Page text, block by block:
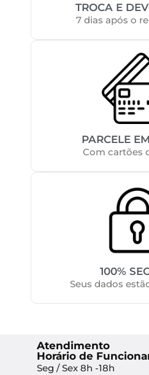
TROCA E
7 dias após o
PARCELE
Com cartões
100%
Seus dados
Atendimento
Horário de
Seg / Sex 8h -18h